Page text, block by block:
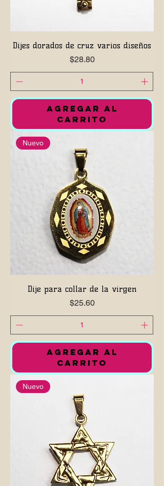
Dijes dorados de cruz varios diseños
Precio
$28.80
AGREGAR AL
CARRITO
Nuevo
Dije para collar de la virgen
Precio
$25.60
AGREGAR AL
CARRITO
Nuevo